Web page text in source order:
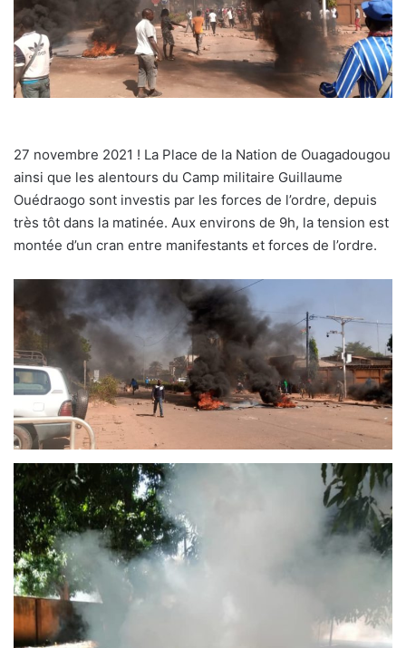
27 novembre 2021 ! La Place de la Nation de Ouagadougou
ainsi que les alentours du Camp militaire Guillaume
Ouédraogo sont investis par les forces de l’ordre, depuis
très tôt dans la matinée. Aux environs de 9h, la tension est
montée d’un cran entre manifestants et forces de l’ordre.